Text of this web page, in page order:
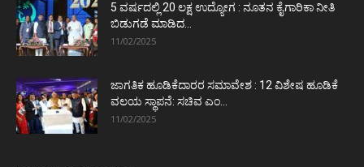
5 ವರ್ಷದಲ್ಲಿ 20 ಲಕ್ಷ ಉದ್ಯೋಗ : ನೂತನ ಕೈಗಾರಿಕಾ ನೀತಿ
ಬಿಡುಗಡೆ ಮಾಡಿದ...
11/02/2025
ಜಾಗತಿಕ ಹೂಡಿಕೆದಾರರ ಸಮಾವೇಶ : 12 ವಿಶೇಷ ಹೂಡಿಕೆ
ವಲಯ ಸ್ಥಾಪನೆ: ಸಚಿವ ಎಂ...
11/02/2025